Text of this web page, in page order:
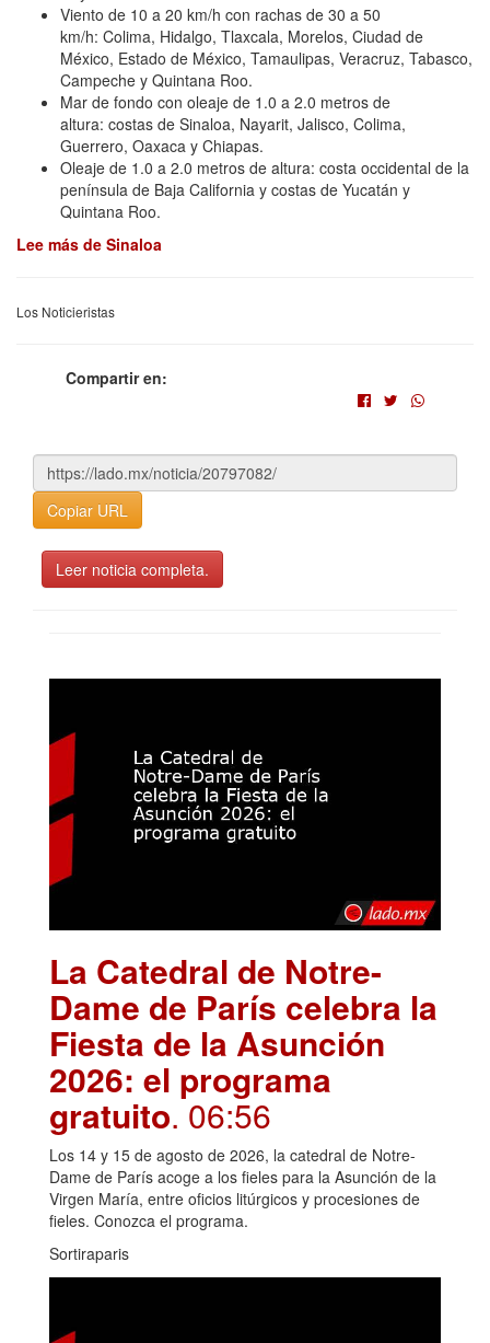
Viento de 10 a 20 km/h con rachas de 30 a 50
km/h: Colima, Hidalgo, Tlaxcala, Morelos, Ciudad de
México, Estado de México, Tamaulipas, Veracruz, Tabasco,
Campeche y Quintana Roo.
Mar de fondo con oleaje de 1.0 a 2.0 metros de
altura: costas de Sinaloa, Nayarit, Jalisco, Colima,
Guerrero, Oaxaca y Chiapas.
Oleaje de 1.0 a 2.0 metros de altura: costa occidental de la
península de Baja California y costas de Yucatán y
Quintana Roo.
Lee más de Sinaloa
Los Noticieristas
Compartir en:
Copiar URL
Leer noticia completa.
La Catedral de Notre-
Dame de París celebra la
Fiesta de la Asunción
2026: el programa
gratuito. 06:56
Los 14 y 15 de agosto de 2026, la catedral de Notre-
Dame de París acoge a los fieles para la Asunción de la
Virgen María, entre oficios litúrgicos y procesiones de
fieles. Conozca el programa.
Sortiraparis